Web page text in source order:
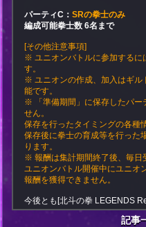
パーティC：SRの拳士のみ
編成可能拳士数 6名まで
[その他注意事項]
※ ユニオンバトルに参加するに
す。
※ ユニオンの作成、加入はギル
能です。
※ 「準備期間」に保存したパー
せん。
保存を行ったタイミングの各種
保存後に拳士の育成等を行った
ります。
※ 報酬は集計期間終了後、毎日
ユニオンバトル開催中にユニオ
報酬を獲得できません。
今後とも[北斗の拳 LEGENDS
記事